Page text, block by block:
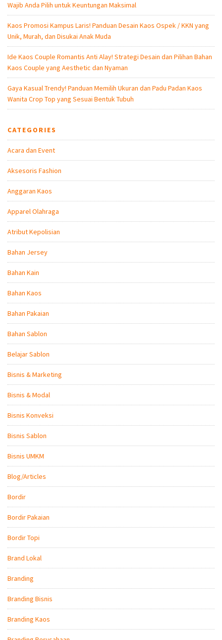
Wajib Anda Pilih untuk Keuntungan Maksimal
Kaos Promosi Kampus Laris! Panduan Desain Kaos Ospek / KKN yang
Unik, Murah, dan Disukai Anak Muda
Ide Kaos Couple Romantis Anti Alay! Strategi Desain dan Pilihan Bahan
Kaos Couple yang Aesthetic dan Nyaman
Gaya Kasual Trendy! Panduan Memilih Ukuran dan Padu Padan Kaos
Wanita Crop Top yang Sesuai Bentuk Tubuh
CATEGORIES
Acara dan Event
Aksesoris Fashion
Anggaran Kaos
Apparel Olahraga
Atribut Kepolisian
Bahan Jersey
Bahan Kain
Bahan Kaos
Bahan Pakaian
Bahan Sablon
Belajar Sablon
Bisnis & Marketing
Bisnis & Modal
Bisnis Konveksi
Bisnis Sablon
Bisnis UMKM
Blog/Articles
Bordir
Bordir Pakaian
Bordir Topi
Brand Lokal
Branding
Branding Bisnis
Branding Kaos